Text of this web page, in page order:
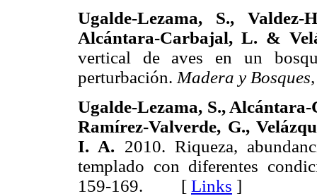
Ugalde-Lezama, S.,
Alcántara-Carbajal, L. &
vertical de aves en un
perturbación.Madera y Bosques,
Ugalde-Lezama, S.,
Ramírez-Valverde, G.,
I. A. 2010. Riqueza,
templado con diferentes
159-169. [ Links ]